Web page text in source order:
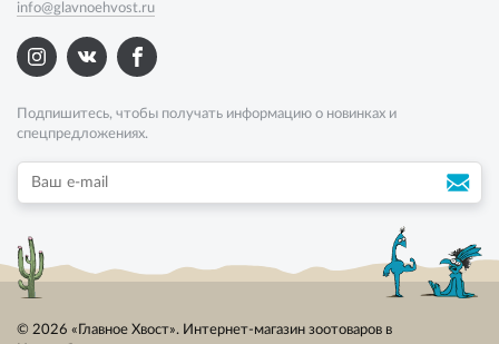
info@glavnoehvost.ru
Подпишитесь, чтобы получать информацию о новинках и
спецпредложениях.
© 2026 «Главное Хвост». Интернет-магазин зоотоваров в